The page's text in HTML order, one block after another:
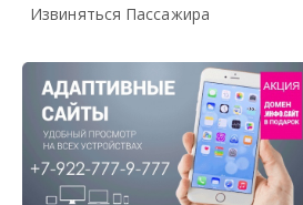
Извиняться Пассажира